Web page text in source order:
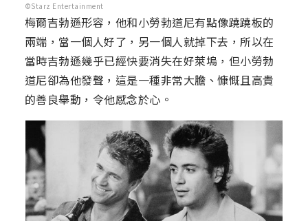
©Starz Entertainment
梅爾吉勃遜形容，他和小勞勃道尼有點像蹺蹺板的
兩端，當一個人好了，另一個人就掉下去，所以在
當時吉勃遜幾乎已經快要消失在好萊塢，但小勞勃
道尼卻為他發聲，這是一種非常大膽、慷慨且高貴
的善良舉動，令他感念於心。